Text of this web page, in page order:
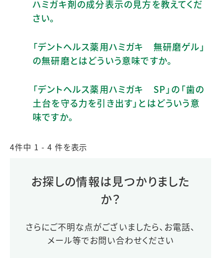
ハミガキ剤の成分表示の見方を教えてくだ
さい。
「デントヘルス薬用ハミガキ 無研磨ゲル」
の無研磨とはどういう意味ですか。
「デントヘルス薬用ハミガキ SP」の「歯の
土台を守る力を引き出す」とはどういう意
味ですか。
4件中 1 - 4 件を表示
お探しの情報は見つかりました
か？
さらにご不明な点がございましたら、お電話、
メール等でお問い合わせください